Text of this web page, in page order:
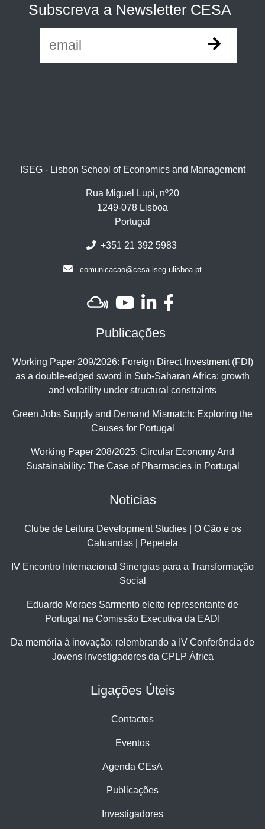
Subscreva a Newsletter CESA
ISEG - Lisbon School of Economics and Management
Rua Miguel Lupi, nº20
1249-078 Lisboa
Portugal
+351 21 392 5983
comunicacao@cesa.iseg.ulisboa.pt
Publicações
Working Paper 209/2026: Foreign Direct Investment (FDI)
as a double-edged sword in Sub-Saharan Africa: growth
and volatility under structural constraints
Green Jobs Supply and Demand Mismatch: Exploring the
Causes for Portugal
Working Paper 208/2025: Circular Economy And
Sustainability: The Case of Pharmacies in Portugal
Notícias
Clube de Leitura Development Studies | O Cão e os
Caluandas | Pepetela
IV Encontro Internacional Sinergias para a Transformação
Social
Eduardo Moraes Sarmento eleito representante de
Portugal na Comissão Executiva da EADI
Da memória à inovação: relembrando a IV Conferência de
Jovens Investigadores da CPLP África
Ligações Úteis
Contactos
Eventos
Agenda CEsA
Publicações
Investigadores